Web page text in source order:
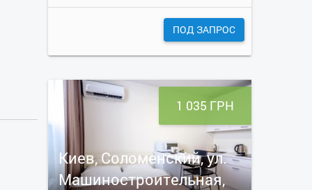
ПОД ЗАПРОС
1 035 ГРН
Киев, Соломенский, ул.
Машиностроительная,